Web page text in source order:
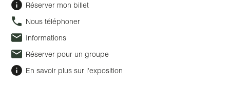
Réserver mon billet
Nous téléphoner
Informations
Réserver pour un groupe
En savoir plus sur l'exposition